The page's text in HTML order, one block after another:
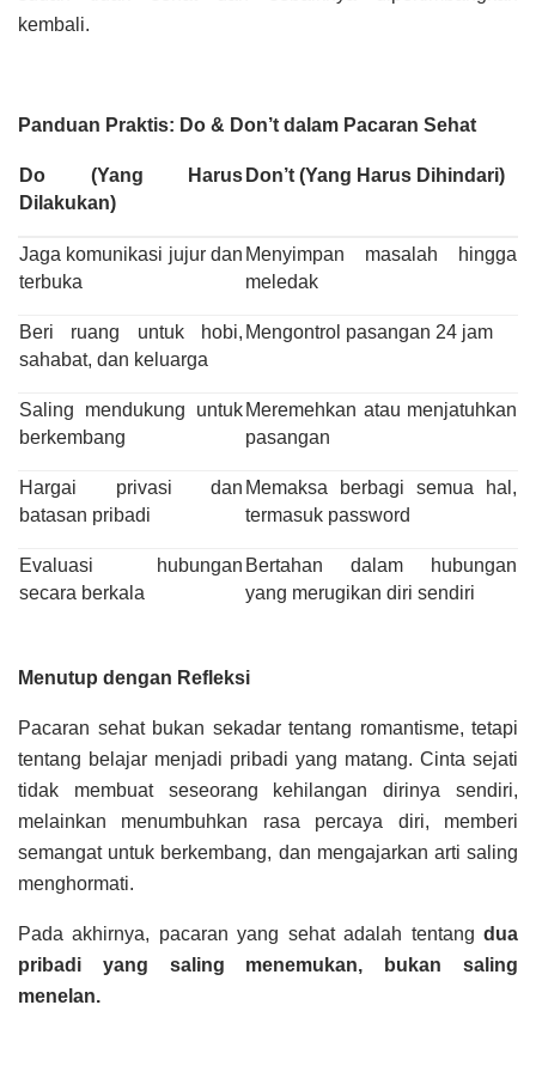
kembali.
Panduan Praktis: Do & Don’t dalam Pacaran Sehat
Do (Yang Harus
Dilakukan)
Don’t (Yang Harus Dihindari)
Jaga komunikasi jujur dan
terbuka
Menyimpan masalah hingga
meledak
Beri ruang untuk hobi,
sahabat, dan keluarga
Mengontrol pasangan 24 jam
Saling mendukung untuk
berkembang
Meremehkan atau menjatuhkan
pasangan
Hargai privasi dan
batasan pribadi
Memaksa berbagi semua hal,
termasuk password
Evaluasi hubungan
secara berkala
Bertahan dalam hubungan
yang merugikan diri sendiri
Menutup dengan Refleksi
Pacaran sehat bukan sekadar tentang romantisme, tetapi
tentang belajar menjadi pribadi yang matang. Cinta sejati
tidak membuat seseorang kehilangan dirinya sendiri,
melainkan menumbuhkan rasa percaya diri, memberi
semangat untuk berkembang, dan mengajarkan arti saling
menghormati.
Pada akhirnya, pacaran yang sehat adalah tentang dua
pribadi yang saling menemukan, bukan saling
menelan.